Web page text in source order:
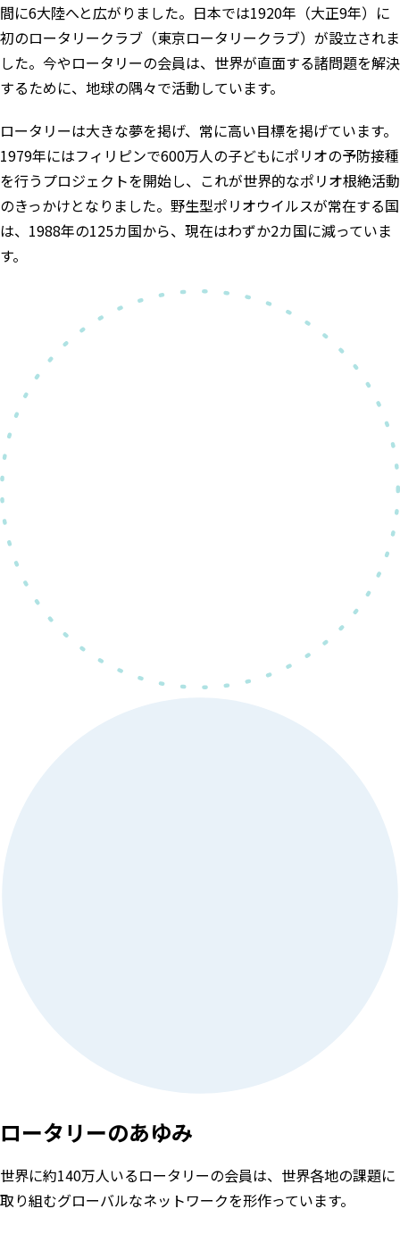
間に6大陸へと広がりました。日本では1920年（大正9年）に
初のロータリークラブ（東京ロータリークラブ）が設立されま
した。今やロータリーの会員は、世界が直面する諸問題を解決
するために、地球の隅々で活動しています。
ロータリーは大きな夢を掲げ、常に高い目標を掲げています。
1979年にはフィリピンで600万人の子どもにポリオの予防接種
を行うプロジェクトを開始し、これが世界的なポリオ根絶活動
のきっかけとなりました。野生型ポリオウイルスが常在する国
は、1988年の125カ国から、現在はわずか2カ国に減っていま
す。
ロータリーのあゆみ
世界に約140万人いるロータリーの会員は、世界各地の課題に
取り組むグローバルなネットワークを形作っています。